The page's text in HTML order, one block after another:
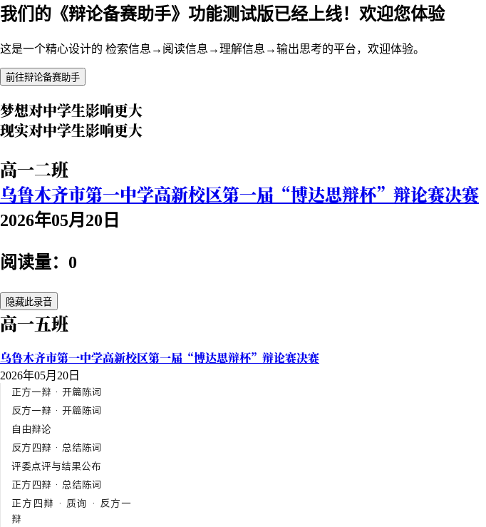
我们的《辩论备赛助手》功能测试版已经上线！欢迎您体验
这是一个精心设计的 检索信息→阅读信息→理解信息→输出思考的平台，欢迎体验。
前往辩论备赛助手
梦想对中学生影响更大
现实对中学生影响更大
高一二班
乌鲁木齐市第一中学高新校区第一届“博达思辩杯”辩论赛决赛
2026年05月20日
阅读量：0
隐藏此录音
高一五班
乌鲁木齐市第一中学高新校区第一届“博达思辩杯”辩论赛决赛
2026年05月20日
正方一辩 · 开篇陈词
反方一辩 · 开篇陈词
自由辩论
反方四辩 · 总结陈词
评委点评与结果公布
正方四辩 · 总结陈词
正方四辩 · 质询 · 反方一
辩